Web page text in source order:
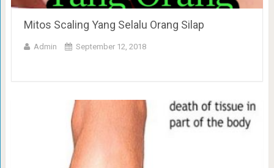
Mitos Scaling Yang Selalu Orang Silap
Admin September 12, 2018